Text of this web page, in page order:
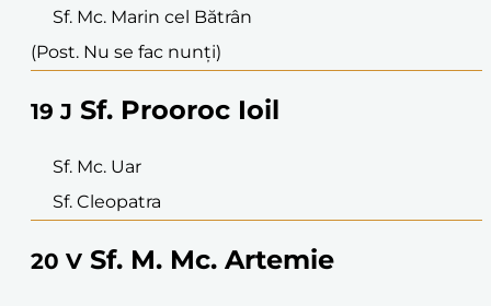
Sf. Mc. Marin cel Bătrân
(Post. Nu se fac nunți)
19 J Sf. Prooroc Ioil
Sf. Mc. Uar
Sf. Cleopatra
20 V Sf. M. Mc. Artemie